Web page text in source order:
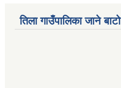
तिला गाउँपालिका जाने बाटो